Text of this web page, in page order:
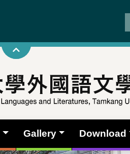
Gallery Download